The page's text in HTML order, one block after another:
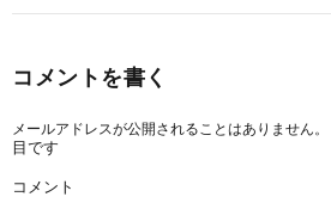
コメントを書く
メールアドレスが公開されることはありません。
目です
コメント